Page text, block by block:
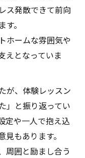
ス発散できて前向
。
ホームな雰囲気や
えとなっていま
が、体験レッスン
」と振り返ってい
定や一人で抱え込
もあります。
周囲と励まし合う